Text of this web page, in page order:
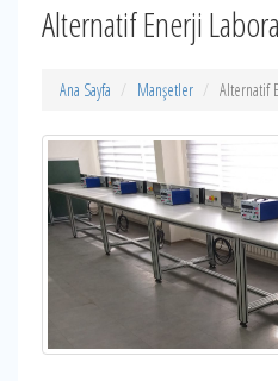
Alternatif Enerji
Ana Sayfa Manşetler Alternatif